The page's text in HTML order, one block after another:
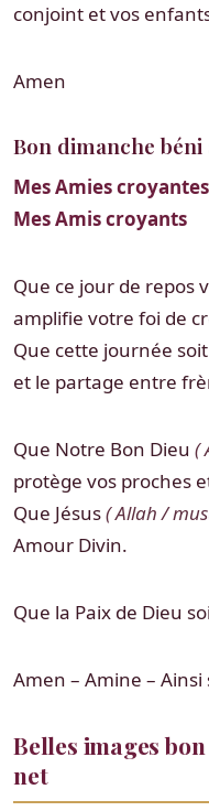
conjoint et vos
Amen
Bon dimanche béni
Mes Amies croyantes
Mes Amis croyants
Que ce jour de repos
amplifie votre foi de
Que cette journée
et le partage entre
Que Notre Bon Dieu (
protège vos proches
Que Jésus( Allah /
Amour Divin.
Que la Paix de Dieu
Amen – Amine – Ainsi
Belles images
net